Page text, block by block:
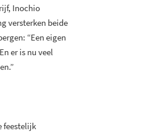
Inochio
versterken beide
“Een eigen
er is nu veel
feestelijk